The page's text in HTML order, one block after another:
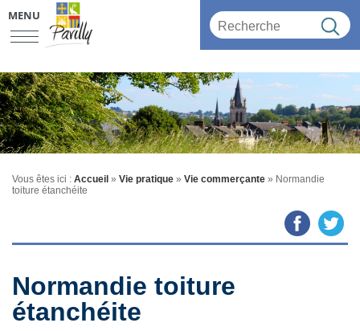
MENU
Vous êtes ici : Accueil » Vie pratique » Vie commerçante » Normandie
toiture étanchéite
Normandie toiture
étanchéite